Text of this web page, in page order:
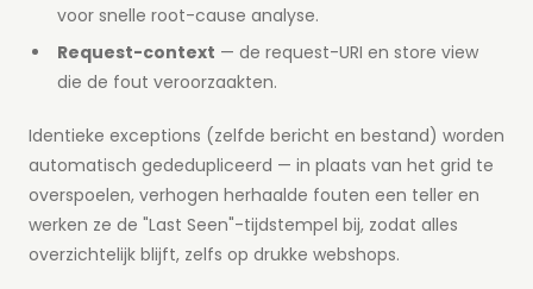
voor snelle root-cause analyse.
Request-context — de request-URI en store view
die de fout veroorzaakten.
Identieke exceptions (zelfde bericht en bestand) worden
automatisch gededupliceerd — in plaats van het grid te
overspoelen, verhogen herhaalde fouten een teller en
werken ze de "Last Seen"-tijdstempel bij, zodat alles
overzichtelijk blijft, zelfs op drukke webshops.